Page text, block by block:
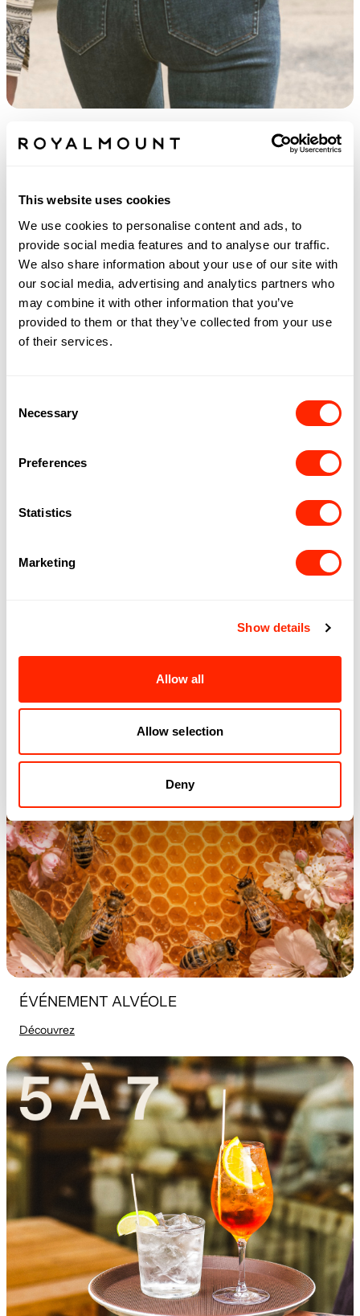
This website uses cookies
We use cookies to personalise content and ads, to
provide social media features and to analyse our traffic.
We also share information about your use of our site with
our social media, advertising and analytics partners who
may combine it with other information that you’ve
provided to them or that they’ve collected from your use
of their services.
Selection
Necessary
Preferences
Statistics
Marketing
Show details
Allow all
Allow selection
Deny
RECYCLEZ VOTRE DENIM. RENOUVELEZ
VOTRE STYLE.
ÉVÉNEMENT ALVÉOLE
Découvrez